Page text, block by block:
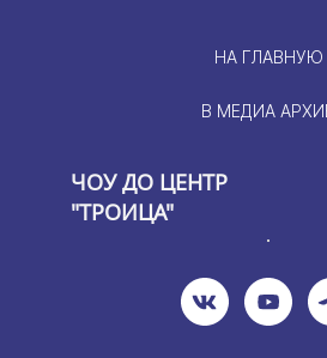
НА ГЛАВНУЮ
В МЕДИА
ЧОУ ДО ЦЕНТР
"ТРОИЦА"